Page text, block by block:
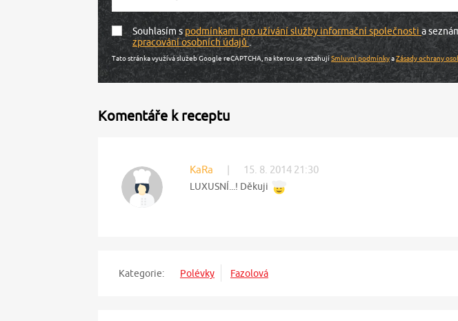
Souhlasím spodmínkami pro užívání služby informační společnosti a
zpracování osobních údajů.
Tato stránka využívá služeb Google reCAPTCHA, na kterou se vztahujíSmluvní podmínkyaZásady ochrany
Komentáře k receptu
KaRa 15. 8. 2014 21:30
LUXUSNÍ...! Děkuji
Kategorie: Polévky Fazolová